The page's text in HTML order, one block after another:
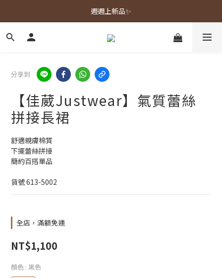
春夏新品上市🌿
週週上新品✨
春夏新品上市🌿
分享到
【佳葳Justwear】氣質蕾絲
拼接長裙
舒適親膚棉質
下擺蕾絲拼接
簡約百搭單品
貨號 613-5002
全店，滿額免運
NT$1,100
顏色 : 黑色